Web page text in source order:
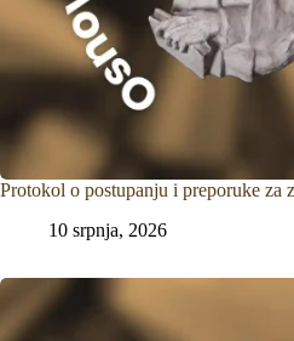
Protokol o postupanju i preporuke za
10 srpnja, 2026